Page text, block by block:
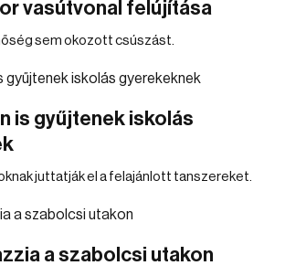
vasútvonal felújítása
sem okozott csúszást.
is gyűjtenek iskolás
juttatják el a felajánlott tanszereket.
a szabolcsi utakon